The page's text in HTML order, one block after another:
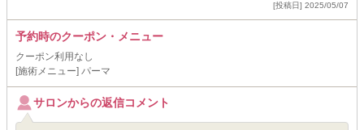
[投稿日] 2025/05/07
予約時のクーポン・メニュー
クーポン利用なし
[施術メニュー] パーマ
サロンからの返信コメント